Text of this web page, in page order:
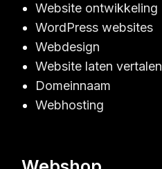
Website ontwikkeling
WordPress websites
Webdesign
Website laten vertalen
Domeinnaam
Webhosting